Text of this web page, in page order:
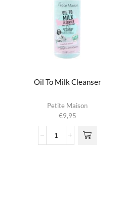
Oil To Milk Cleanser
Petite Maison
€9,95
Oil